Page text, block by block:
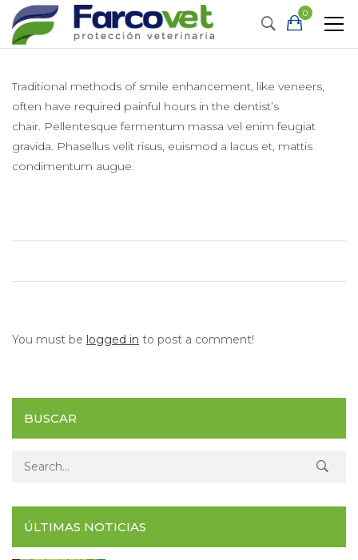
0
Traditional methods of smile enhancement, like veneers,
often have required painful hours in the dentist’s
chair. Pellentesque fermentum massa vel enim feugiat
gravida. Phasellus velit risus, euismod a lacus et, mattis
condimentum augue.
You must be logged in to post a comment!
BUSCAR
Search for:
ÚLTIMAS NOTICIAS